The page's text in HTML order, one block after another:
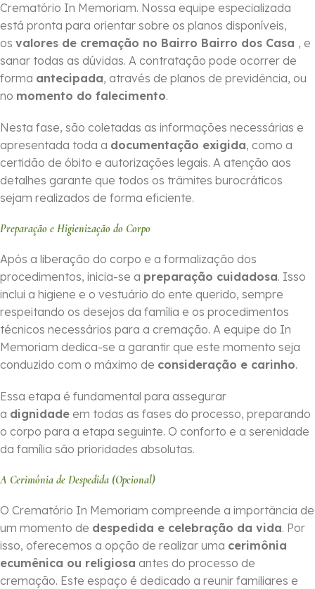
Crematório In Memoriam. Nossa equipe especializada
está pronta para orientar sobre os planos disponíveis,
os valores de cremação no Bairro Bairro dos Casa , e
sanar todas as dúvidas. A contratação pode ocorrer de
forma ante­cipada, através de planos de previdência, ou
no momento do falecimento.
Nesta fase, são coletadas as informações necessárias e
apresentada toda a documentação exigida, como a
certidão de óbito e autorizações legais. A atenção aos
detalhes garante que todos os trâmites burocráticos
sejam realizados de forma eficiente.
Preparação e Higienização do Corpo
Após a liberação do corpo e a formalização dos
procedimentos, inicia-se a preparação cuidadosa. Isso
inclui a higiene e o vestuário do ente querido, sempre
respeitando os desejos da família e os procedimentos
técnicos necessários para a cremação. A equipe do In
Memoriam dedica-se a garantir que este momento seja
conduzido com o máximo de consideração e carinho.
Essa etapa é fundamental para assegurar
a dignidade em todas as fases do processo, preparando
o corpo para a etapa seguinte. O conforto e a serenidade
da família são prioridades absolutas.
A Cerimônia de Despedida (Opcional)
O Crematório In Memoriam compreende a importância de
um momento de despedida e celebração da vida. Por
isso, oferecemos a opção de realizar uma cerimônia
ecumênica ou religiosa antes do processo de
cremação. Este espaço é dedicado a reunir familiares e